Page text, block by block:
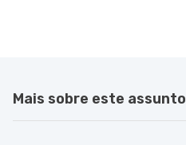
Mais sobre este assunto